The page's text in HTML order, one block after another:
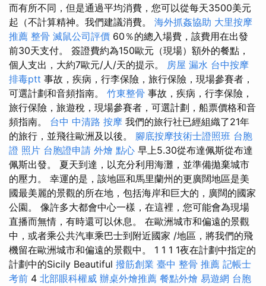
而有所不同，但是通過平均消費，您可以從每天3500美元
起（不計算精神。我們建議消費。 海外抓姦協助 大里按摩
推薦 整骨 滅鼠公司評價 60％的總入場費，該費用在出發
前30天支付。 簽證費約為150歐元（現場）額外的餐點，
個人支出，大約7歐元/人/天的提示。 房屋 漏水 台中按摩
排毒ptt 事故，疾病，行李保險，旅行保險，現場參賽者，
可選計劃和音頻指南。 竹東整骨 事故，疾病，行李保險，
旅行保險，旅遊稅，現場參賽者，可選計劃，船票價格和音
頻指南。 台中 中清路 按摩 我們的旅行社已經組織了21年
的旅行，並飛往歐洲及以後。 腳底按摩技術士證照班 台胞
證 照片 台胞證申請 外燴 點心 早上5.30從布達佩斯從布達
佩斯出發。 夏天到達，以充分利用海灘，並準備拋棄城市
的壓力。 幸運的是，該地區和馬里蘭州的更廣闊地區是美
國最美麗的景觀的所在地，包括海岸和巨大的，廣闊的國家
公園。 像許多大都會中心一樣，在這裡，您可能會為現場
直播而無情，有時還可以休息。 在歐洲城市和偏遠的景觀
中，或者乘公共汽車乘巴士到附近國家 /地區，將我們的飛
機留在歐洲城市和偏遠的景觀中。 1 1 1 1夜在計劃中指定的
計劃中的Sicily Beautiful 撥筋創業 臺中 整骨 推薦 記帳士
考前 4 北部眼科權威 辦桌外燴推薦 餐點外燴 易遊網 台胞